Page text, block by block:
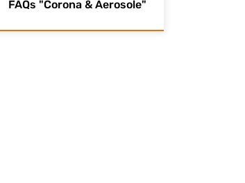
FAQs "Corona & Aerosole"